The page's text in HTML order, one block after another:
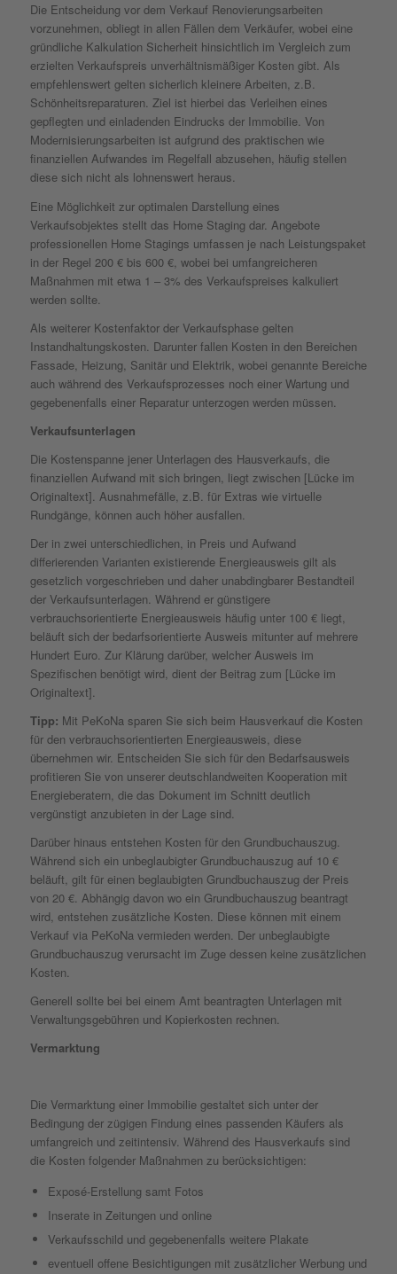
Die Entscheidung vor dem Verkauf Renovierungsarbeiten
vorzunehmen, obliegt in allen Fällen dem Verkäufer, wobei eine
gründliche Kalkulation Sicherheit hinsichtlich im Vergleich zum
erzielten Verkaufspreis unverhältnismäßiger Kosten gibt. Als
empfehlenswert gelten sicherlich kleinere Arbeiten, z.B.
Schönheitsreparaturen. Ziel ist hierbei das Verleihen eines
gepflegten und einladenden Eindrucks der Immobilie. Von
Modernisierungsarbeiten ist aufgrund des praktischen wie
finanziellen Aufwandes im Regelfall abzusehen, häufig stellen
diese sich nicht als lohnenswert heraus.
Eine Möglichkeit zur optimalen Darstellung eines
Verkaufsobjektes stellt das Home Staging dar. Angebote
professionellen Home Stagings umfassen je nach Leistungspaket
in der Regel 200 € bis 600 €, wobei bei umfangreicheren
Maßnahmen mit etwa 1 – 3% des Verkaufspreises kalkuliert
werden sollte.
Als weiterer Kostenfaktor der Verkaufsphase gelten
Instandhaltungskosten. Darunter fallen Kosten in den Bereichen
Fassade, Heizung, Sanitär und Elektrik, wobei genannte Bereiche
auch während des Verkaufsprozesses noch einer Wartung und
gegebenenfalls einer Reparatur unterzogen werden müssen.
Verkaufsunterlagen
Die Kostenspanne jener Unterlagen des Hausverkaufs, die
finanziellen Aufwand mit sich bringen, liegt zwischen [Lücke im
Originaltext]. Ausnahmefälle, z.B. für Extras wie virtuelle
Rundgänge, können auch höher ausfallen.
Der in zwei unterschiedlichen, in Preis und Aufwand
differierenden Varianten existierende Energieausweis gilt als
gesetzlich vorgeschrieben und daher unabdingbarer Bestandteil
der Verkaufsunterlagen. Während er günstigere
verbrauchsorientierte Energieausweis häufig unter 100 € liegt,
beläuft sich der bedarfsorientierte Ausweis mitunter auf mehrere
Hundert Euro. Zur Klärung darüber, welcher Ausweis im
Spezifischen benötigt wird, dient der Beitrag zum [Lücke im
Originaltext].
Tipp: Mit PeKoNa sparen Sie sich beim Hausverkauf die Kosten
für den verbrauchsorientierten Energieausweis, diese
übernehmen wir. Entscheiden Sie sich für den Bedarfsausweis
profitieren Sie von unserer deutschlandweiten Kooperation mit
Energieberatern, die das Dokument im Schnitt deutlich
vergünstigt anzubieten in der Lage sind.
Darüber hinaus entstehen Kosten für den Grundbuchauszug.
Während sich ein unbeglaubigter Grundbuchauszug auf 10 €
beläuft, gilt für einen beglaubigten Grundbuchauszug der Preis
von 20 €. Abhängig davon wo ein Grundbuchauszug beantragt
wird, entstehen zusätzliche Kosten. Diese können mit einem
Verkauf via PeKoNa vermieden werden. Der unbeglaubigte
Grundbuchauszug verursacht im Zuge dessen keine zusätzlichen
Kosten.
Generell sollte bei bei einem Amt beantragten Unterlagen mit
Verwaltungsgebühren und Kopierkosten rechnen.
Vermarktung
Die Vermarktung einer Immobilie gestaltet sich unter der
Bedingung der zügigen Findung eines passenden Käufers als
umfangreich und zeitintensiv. Während des Hausverkaufs sind
die Kosten folgender Maßnahmen zu berücksichtigen:
Exposé-Erstellung samt Fotos
Inserate in Zeitungen und online
Verkaufsschild und gegebenenfalls weitere Plakate
eventuell offene Besichtigungen mit zusätzlicher Werbung und